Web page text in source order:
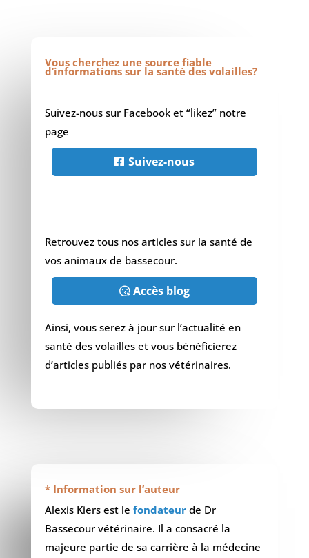
Vous cherchez une source fiable
d’informations sur la santé des volailles?
Suivez-nous sur Facebook et “likez” notre
page
Suivez-nous
Retrouvez tous nos articles sur la santé de
vos animaux de bassecour.
Accès blog
Ainsi, vous serez à jour sur l’actualité en
santé des volailles et vous bénéficierez
d’articles publiés par nos vétérinaires.
* Information sur l’auteur
Alexis Kiers est le fondateurde Dr
Bassecour vétérinaire. Il a consacré la
majeure partie de sa carrière à la médecine